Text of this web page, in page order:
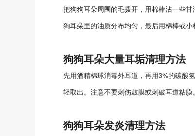
把狗狗耳朵周围的毛拨开，用棉棒沾一些
狗耳朵里的油质分布均匀，最后用棉棒或小
狗狗耳朵大量耳垢清理方法
先用酒精棉球消毒外耳道，再用3%的碳酸
轻取出。注意不要刺伤鼓膜或刺破耳道粘膜。
狗狗耳朵发炎清理方法